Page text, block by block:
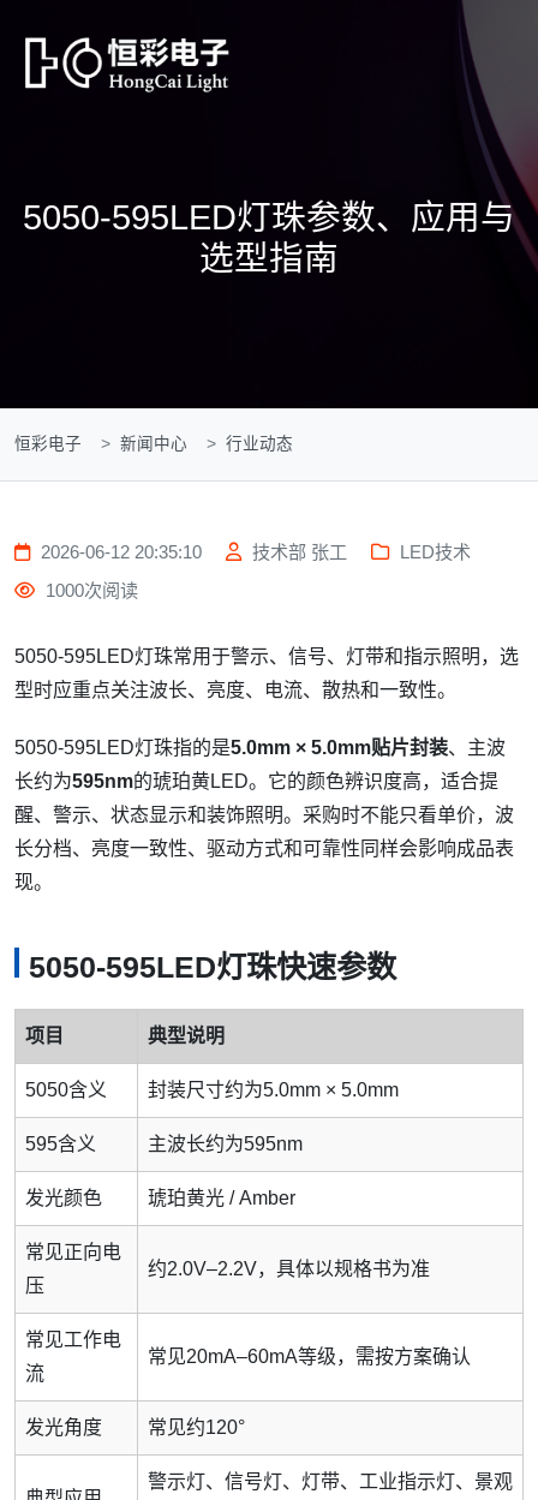
5050-595LED灯珠参数、应用与
选型指南
恒彩电子 新闻中心 行业动态
2026-06-12 20:35:10 技术部 张工
LED技术
1000次阅读
5050-595LED灯珠常用于警示、信号、灯带和指示照明，选
型时应重点关注波长、亮度、电流、散热和一致性。
5050-595LED灯珠指的是5.0mm × 5.0mm贴片封装、主波
长约为595nm的琥珀黄LED。它的颜色辨识度高，适合提
醒、警示、状态显示和装饰照明。采购时不能只看单价，波
长分档、亮度一致性、驱动方式和可靠性同样会影响成品表
现。
5050-595LED灯珠快速参数
项目 典型说明
5050含义 封装尺寸约为5.0mm × 5.0mm
595含义 主波长约为595nm
发光颜色 琥珀黄光 / Amber
常见正向电
压
约2.0V–2.2V，具体以规格书为准
常见工作电
流
常见20mA–60mA等级，需按方案确认
发光角度 常见约120°
警示灯、信号灯、灯带、工业指示灯、景观